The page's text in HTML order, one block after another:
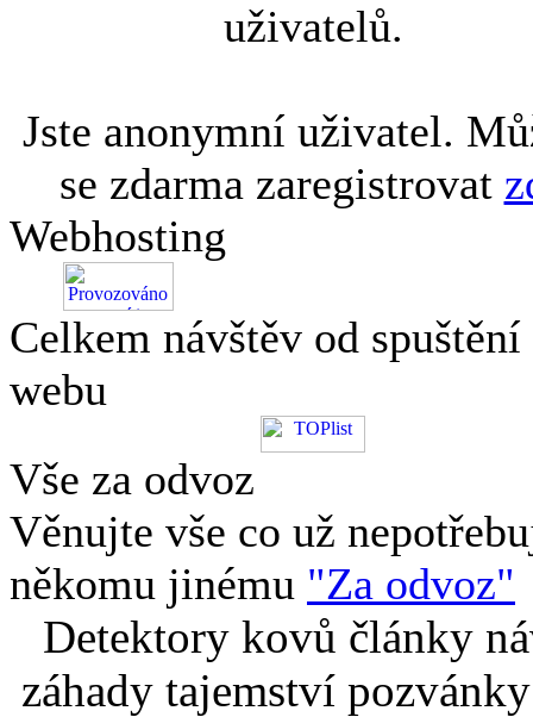
uživatelů.
Jste anonymní uživatel.
se zdarma zaregistrovat
Webhosting
Celkem návštěv od spuštění
webu
Vše za odvoz
Věnujte vše co už
někomu jinému "Za odvoz"
Detektory kovů články
záhady tajemství